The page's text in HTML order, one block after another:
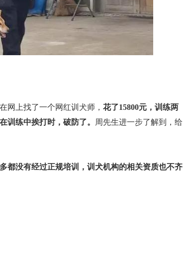
网上找了一个网红训犬师， 花了15800元，训练两
训练中挨打时，破防了。
周先生进一步了解到，给
都没有经过正规培训，训犬机构的相关资质也不齐